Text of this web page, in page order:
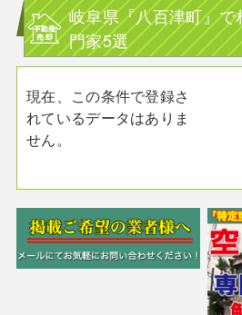
岐阜県『八百津町』
門家5選
現在、この条件で登録さ
れているデータはありま
せん。